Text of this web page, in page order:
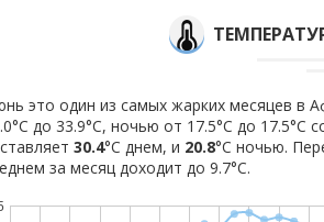
это один из самых жарких месяцев в
до 33.9°C, ночью от 17.5°C до
30.4°C днем, и 20.8°C ночью.
за месяц доходит до 9.7°С.